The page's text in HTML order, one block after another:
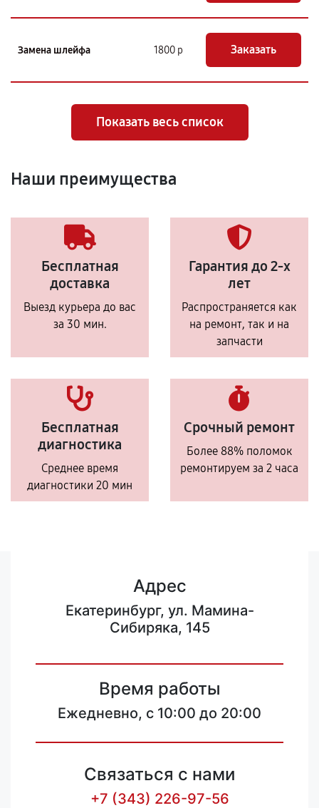
Замена шлейфа 1800 р Заказать
Показать весь список
Наши преимущества
Бесплатная
доставка
Выезд курьера до вас
за 30 мин.
Гарантия до 2-х
лет
Распространяется как
на ремонт, так и на
запчасти
Бесплатная
диагностика
Среднее время
диагностики 20 мин
Срочный ремонт
Более 88% поломок
ремонтируем за 2 часа
Адрес
Екатеринбург, ул. Мамина-
Сибиряка, 145
Время работы
Ежедневно, с 10:00 до 20:00
Связаться с нами
+7 (343) 226-97-56